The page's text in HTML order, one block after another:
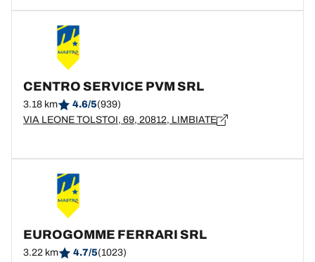
CENTRO SERVICE PVM SRL
3.18 km 4.6/5(939)
VIA LEONE TOLSTOI, 69, 20812, LIMBIATE
EUROGOMME FERRARI SRL
3.22 km 4.7/5(1023)